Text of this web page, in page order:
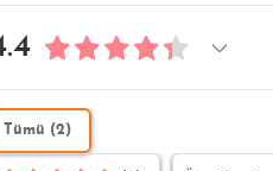
Tümü (2)